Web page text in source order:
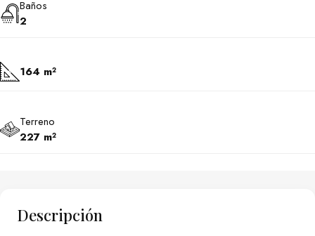
Baños
2
164 m²
Terreno
227 m²
Descripción